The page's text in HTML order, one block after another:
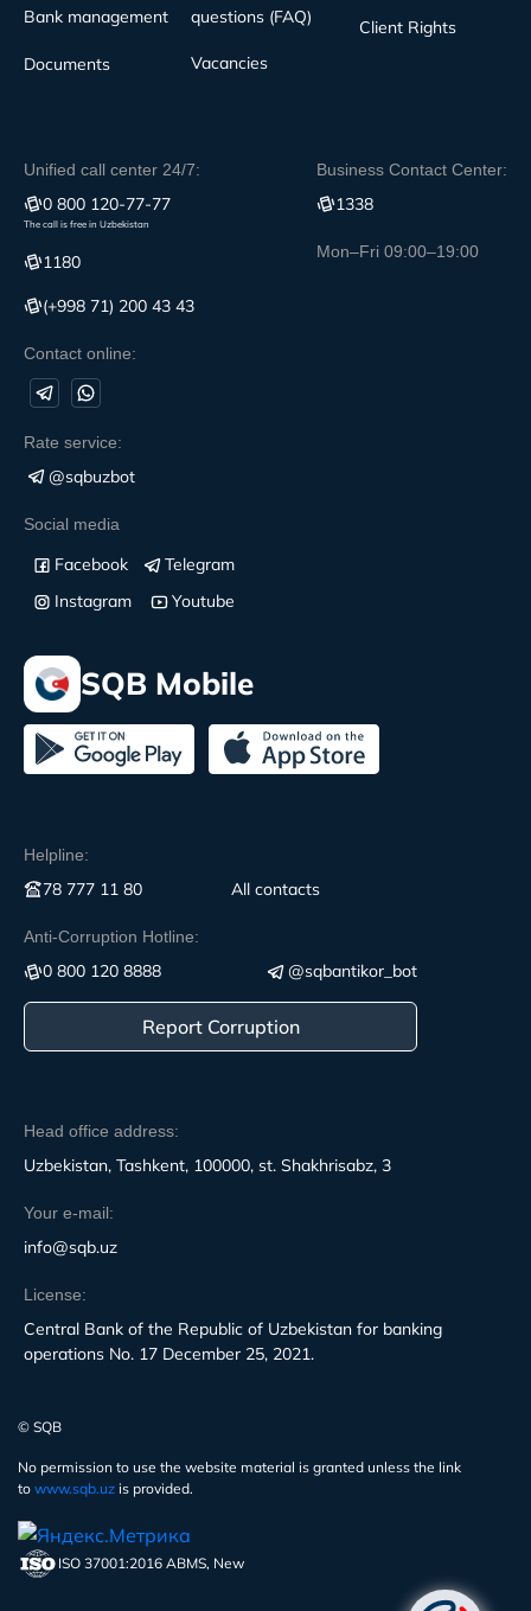
Head office address:
Uzbekistan, Tashkent, 100000, st. Shakhrisabz, 3
Your e-mail:
info@sqb.uz
License:
Central Bank of the Republic of Uzbekistan for banking
operations No. 17 December 25, 2021.
Bank management
Documents
questions (FAQ)
Vacancies
Client Rights
Unified call center 24/7:
0 800 120-77-77
The call is free in Uzbekistan
1180
(+998 71) 200 43 43
Contact online:
Business Contact Center:
1338
Mon–Fri 09:00–19:00
Rate service:
@sqbuzbot
Social media
Facebook
Telegram
Instagram
Youtube
SQB Mobile
Helpline:
78 777 11 80 All contacts
Anti-Corruption Hotline:
0 800 120 8888 @sqbantikor_bot
Report Corruption
© SQB
No permission to use the website material is granted unless the link
to www.sqb.uz is provided.
ISO 37001:2016 ABMS, New